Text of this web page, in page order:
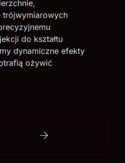
trójwymiarowych
do kształtu
dynamiczne efekty
ożywić